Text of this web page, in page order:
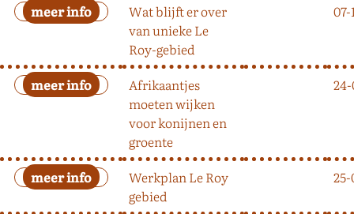
Wat blijft er over
van unieke Le
Roy-gebied
07-
Afrikaantjes
moeten wijken
voor konijnen en
groente
Werkplan Le Roy
gebied
25-